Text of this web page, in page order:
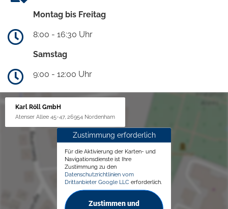
Montag bis Freitag
8:00 - 16:30 Uhr
Samstag
9:00 - 12:00 Uhr
Karl Röll GmbH
Atenser Allee 45-47, 26954 Nordenham
Zustimmung erforderlich
Für die Aktivierung der Karten- und
Navigationsdienste ist Ihre
Zustimmung zu den
Datenschutzrichtlinien vom
Drittanbieter Google LLC erforderlich.
Zustimmen und